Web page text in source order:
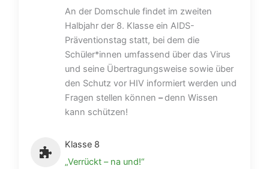
An der Domschule findet im zweiten
Halbjahr der 8. Klasse ein AIDS-
Präventionstag statt, bei dem die
Schüler*innen umfassend über das Virus
und seine Übertragungsweise sowie über
den Schutz vor HIV informiert werden und
Fragen stellen können –denn Wissen
kann schützen!
Klasse 8
„Verrückt – na und!“